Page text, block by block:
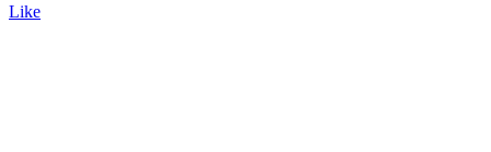
Like